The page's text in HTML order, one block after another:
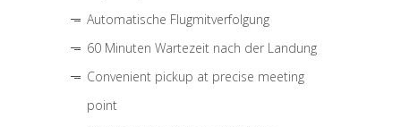
Automatische Flugmitverfolgung
60 Minuten Wartezeit nach der Landung
Convenient pickup at precise meeting
point